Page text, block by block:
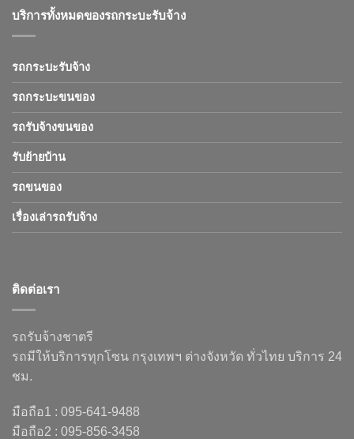
บริการทั้งหมดของรถกระบะรับจ้าง
รถกระบะรับจ้าง
รถกระบะขนของ
รถรับจ้างขนของ
รับย้ายบ้าน
รถขนของ
เรื่องเล่ารถรับจ้าง
ติดต่อเรา
รถรับจ้างชาตรี
รถมีให้บริการทุกโซน กรุงเทพฯ ต่างจังหวัด ทั่วไทย บริการ 24
ชม.
มือถือ1 : 095-641-9488
มือถือ2 : 095-856-3458